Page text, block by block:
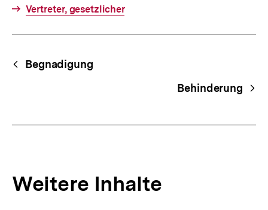
Vertreter, gesetzlicher
Begriffsnavigation
Content-
Navigation
Begnadigung
Behinderung
Weitere Inhalte